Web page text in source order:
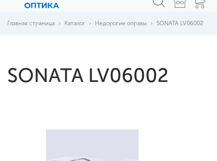
Главная страница Каталог Недорогие оправы SONATA LV06002
SONATA LV06002